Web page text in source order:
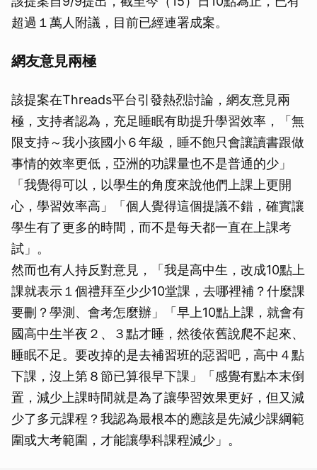
超過１萬人附議，目前已經連署成案。
網友意見兩極
該提案在Threads平台引發熱烈討論，網友意見兩
極，支持者認為，充足睡眠有助提升學習效率，「無
限支持～我小孩國小６年級，睡不飽只會讓讀書跟做
事情的效率更低，亞洲的功課量也不是普通的少」
「我覺得可以，以學生的角度來說他們上課上更開
心，學習效率高」「個人覺得這個提議不錯，確實讓
學生有了更多的時間，而不是每天都一直在上課考
試」。
然而也有人持反對意見，「我是高中生，改成10點上
課就表示１個禮拜至少少10堂課，去哪裡補？什麼課
要刪？學測、會考怎麼辦」「早上10點上課，就會有
國高中生半夜２、３點才睡，然後依舊說爬不起來、
睡眠不足。要改掉的是去補習班的惡習吧，高中４點
下課，沒上第８節已算很早下課」「感覺有點本末倒
置，減少上課時間就是為了讓學習效果更好，但又減
少了多元課程？我認為最根本的應該是先減少課綱範
圍或大考範圍，才能讓學科課程減少」。